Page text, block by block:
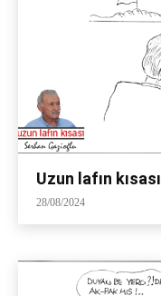
Uzun lafın
28/08/2024